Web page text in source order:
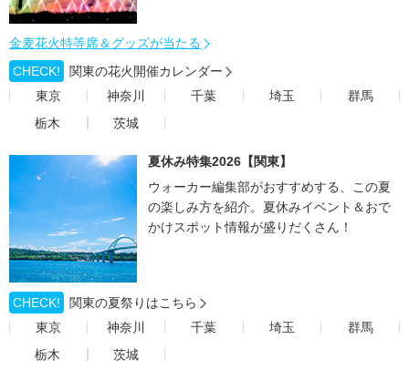
金麦花火特等席＆グッズが当たる
CHECK!
関東の花火開催カレンダー
東京
神奈川 千葉 埼玉
群馬
栃木
茨城
夏休み特集2026【関東】
ウォーカー編集部がおすすめする、この夏
の楽しみ方を紹介。夏休みイベント＆おで
かけスポット情報が盛りだくさん！
CHECK!
関東の夏祭りはこちら
東京
神奈川 千葉 埼玉
群馬
栃木
茨城